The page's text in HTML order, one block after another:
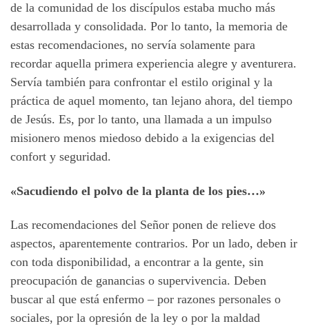
de la comunidad de los discípulos estaba mucho más
desarrollada y consolidada. Por lo tanto, la memoria de
estas recomendaciones, no servía solamente para
recordar aquella primera experiencia alegre y aventurera.
Servía también para confrontar el estilo original y la
práctica de aquel momento, tan lejano ahora, del tiempo
de Jesús. Es, por lo tanto, una llamada a un impulso
misionero menos miedoso debido a la exigencias del
confort y seguridad.
«Sacudiendo el polvo de la planta de los pies…»
Las recomendaciones del Señor ponen de relieve dos
aspectos, aparentemente contrarios. Por un lado, deben ir
con toda disponibilidad, a encontrar a la gente, sin
preocupación de ganancias o supervivencia. Deben
buscar al que está enfermo – por razones personales o
sociales, por la opresión de la ley o por la maldad